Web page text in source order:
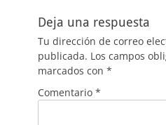
Deja una respuesta
Tu dirección de correo
publicada. Los campos
marcados con *
Comentario *